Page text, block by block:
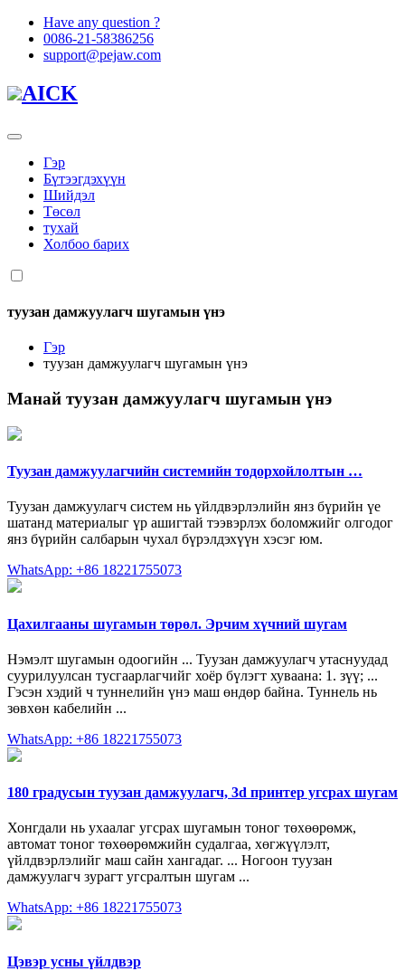
Have any question ?
0086-21-58386256
support@pejaw.com
AICK
Гэр
Бүтээгдэхүүн
Шийдэл
Төсөл
тухай
Холбоо барих
туузан дамжуулагч шугамын үнэ
Гэр
туузан дамжуулагч шугамын үнэ
Манай туузан дамжуулагч шугамын үнэ
Туузан дамжуулагчийн системийн тодорхойлолтын …
Туузан дамжуулагч систем нь үйлдвэрлэлийн янз бүрийн үе
шатанд материалыг үр ашигтай тээвэрлэх боломжийг олгодог
янз бүрийн салбарын чухал бүрэлдэхүүн хэсэг юм.
WhatsApp: +86 18221755073
Цахилгааны шугамын төрөл. Эрчим хүчний шугам
Нэмэлт шугамын одоогийн ... Туузан дамжуулагч утаснуудад
суурилуулсан тусгаарлагчийг хоёр бүлэгт хуваана: 1. зүү; ...
Гэсэн хэдий ч туннелийн үнэ маш өндөр байна. Туннель нь
зөвхөн кабелийн ...
WhatsApp: +86 18221755073
180 градусын туузан дамжуулагч, 3d принтер угсрах шугам
Хонгдали нь ухаалаг угсрах шугамын тоног төхөөрөмж,
автомат тоног төхөөрөмжийн судалгаа, хөгжүүлэлт,
үйлдвэрлэлийг маш сайн хангадаг. ... Ногоон туузан
дамжуулагч зурагт угсралтын шугам ...
WhatsApp: +86 18221755073
Цэвэр усны үйлдвэр